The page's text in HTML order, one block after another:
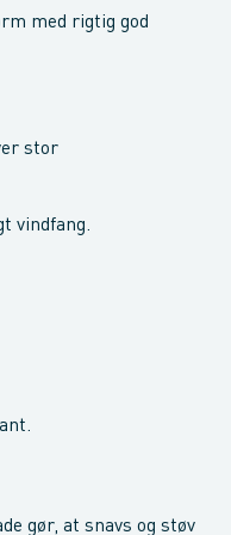
med rigtig god
stor
vindfang.
gør, at snavs og støv